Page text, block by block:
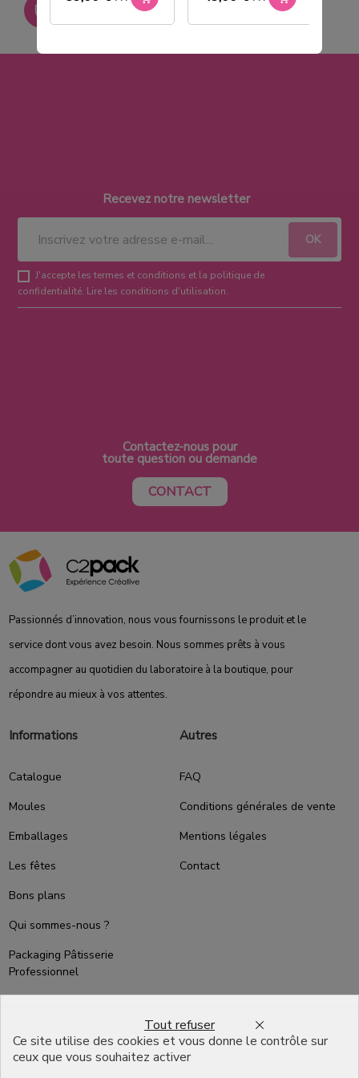
Paiement sécurisé
Recevez notre newsletter
J'accepte les termes et conditions et la politique de
confidentialité. Lire les conditions d'utilisation.
Contactez-nous pour
toute question ou demande
CONTACT
Passionnés d’innovation, nous vous fournissons le produit et le
service dont vous avez besoin. Nous sommes prêts à vous
accompagner au quotidien du laboratoire à la boutique, pour
répondre au mieux à vos attentes.
Informations
Catalogue
Moules
Emballages
Les fêtes
Bons plans
Qui sommes-nous ?
Packaging Pâtisserie
Professionnel
English
Autres
FAQ
Conditions générales de vente
Mentions légales
Contact
Ce site utilise des cookies et vous donne le contrôle sur
ceux que vous souhaitez activer
Tout refuser